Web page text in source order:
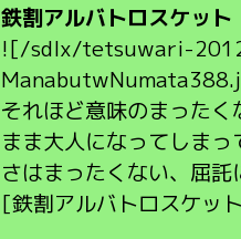
鉄割アルバトロスケット
![/sdlx/tetsuwari-
それほど意味のまった
まま大人になってしま
さはまったくない、屈
[鉄割アルバトロスケ